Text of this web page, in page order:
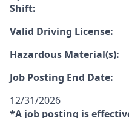
Shift:
Valid Driving License:
Hazardous Material(s):
Job Posting End Date:
12/31/2026
*A job posting is